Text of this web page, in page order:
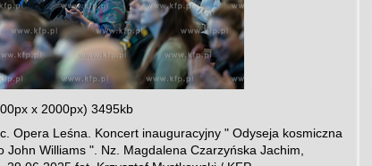
x 2000px) 3495kb
Opera Leśna. Koncert inauguracyjny " Odyseja kosmiczna
John Williams ". Nz. Magdalena Czarzyńska Jachim,